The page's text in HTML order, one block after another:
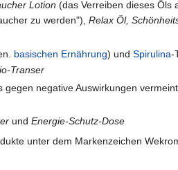
Lotion (das Verreiben dieses Öls
zu werden"),Relax Öl,
basischen Ernährung) undSpirulina-
Transer
negative Auswirkungen
undEnergie-Schutz-Dose
unter dem Markenzeichen